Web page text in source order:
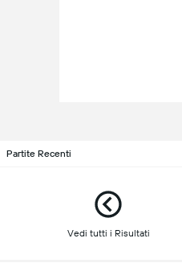
Partite Recenti
Vedi tutti i Risultati